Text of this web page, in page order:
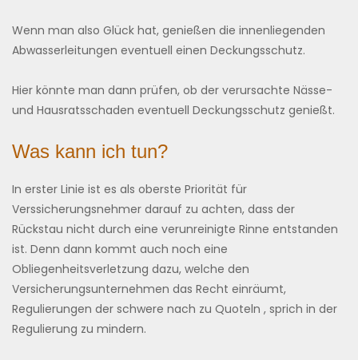
Wenn man also Glück hat, genießen die innenliegenden
Abwasserleitungen eventuell einen Deckungsschutz.
Hier könnte man dann prüfen, ob der verursachte Nässe-
und Hausratsschaden eventuell Deckungsschutz genießt.
Was kann ich tun?
In erster Linie ist es als oberste Priorität für
Verssicherungsnehmer darauf zu achten, dass der
Rückstau nicht durch eine verunreinigte Rinne entstanden
ist. Denn dann kommt auch noch eine
Obliegenheitsverletzung dazu, welche den
Versicherungsunternehmen das Recht einräumt,
Regulierungen der schwere nach zu Quoteln , sprich in der
Regulierung zu mindern.